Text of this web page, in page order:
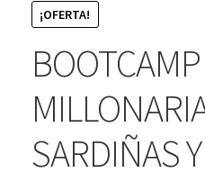
¡OFERTA!
SARDIÑAS